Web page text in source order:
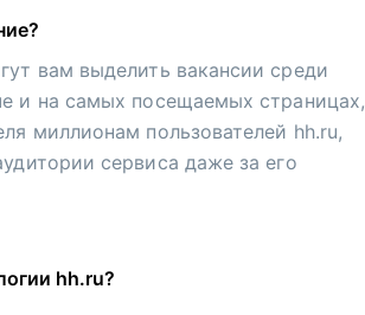
вам выделить вакансии среди
и на самых посещаемых страницах,
миллионам пользователей hh.ru,
сервиса даже за его
hh.ru?